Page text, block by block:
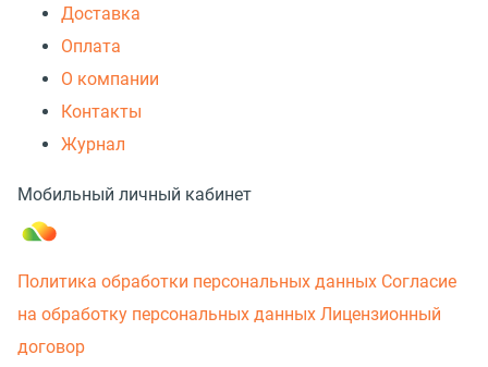
Доставка
Оплата
О компании
Контакты
Журнал
Мобильный личный кабинет
Политика обработки персональных данных Согласие
на обработку персональных данных Лицензионный
договор